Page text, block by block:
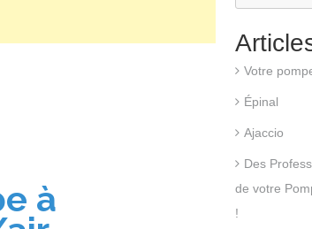
Votre
Épinal
Ajaccio
Des
de votre
!